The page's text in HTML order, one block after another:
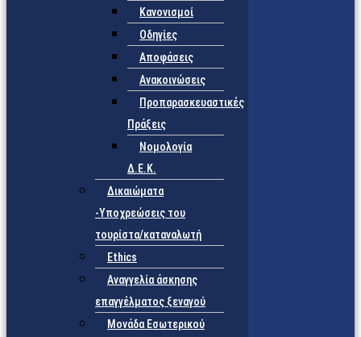
Κανονισμοί
Οδηγίες
Αποφάσεις
Ανακοινώσεις
Προπαρασκευαστικές
Πράξεις
Νομολογία
Δ.Ε.Κ.
Δικαιώματα
-Υποχρεώσεις του
τουρίστα/καταναλωτή
Ethics
Αναγγελία άσκησης
επαγγέλματος ξεναγού
Μονάδα Εσωτερικού